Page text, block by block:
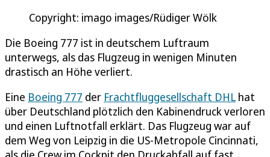
Copyright: imago images/Rüdiger Wölk
Die Boeing 777 ist in deutschem Luftraum
unterwegs, als das Flugzeug in wenigen Minuten
drastisch an Höhe verliert.
Eine Boeing 777 der Frachtfluggesellschaft DHL hat
über Deutschland plötzlich den Kabinendruck verloren
und einen Luftnotfall erklärt. Das Flugzeug war auf
dem Weg von Leipzig in die US-Metropole Cincinnati,